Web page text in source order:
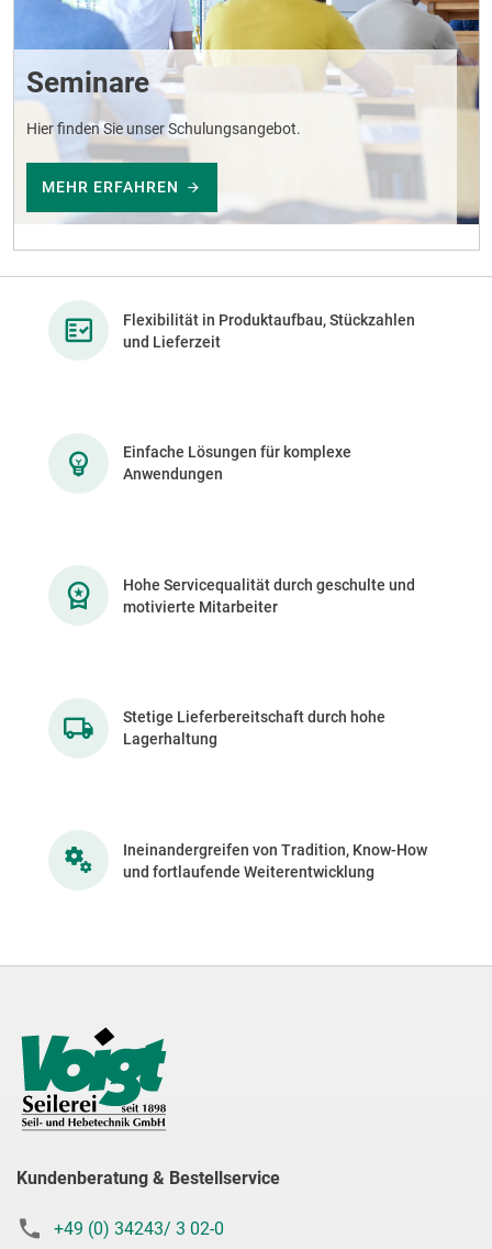
Seminare
Hier finden Sie unser Schulungsangebot.
MEHR ERFAHREN
Flexibilität in Produktaufbau, Stückzahlen
und Lieferzeit
Einfache Lösungen für komplexe
Anwendungen
Hohe Servicequalität durch geschulte und
motivierte Mitarbeiter
Stetige Lieferbereitschaft durch hohe
Lagerhaltung
Ineinandergreifen von Tradition, Know-How
und fortlaufende Weiterentwicklung
Kundenberatung & Bestellservice
+49 (0) 34243/ 3 02-0